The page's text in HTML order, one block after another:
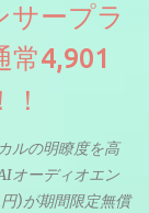
サープラ
常4,901
ルの明瞭度を高
オーディオエン
)が期間限定無償